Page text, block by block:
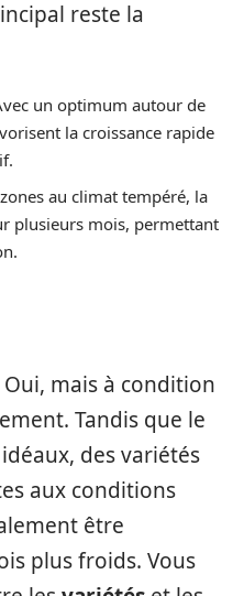
reste la
un optimum autour de
la croissance rapide
au climat tempéré, la
plusieurs mois, permettant
Oui, mais à condition
Tandis que le
des variétés
aux conditions
être
plus froids. Vous